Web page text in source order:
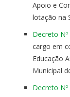
Apoio e
lotação na
Decreto
cargo em
Educação
Municipal
Decreto